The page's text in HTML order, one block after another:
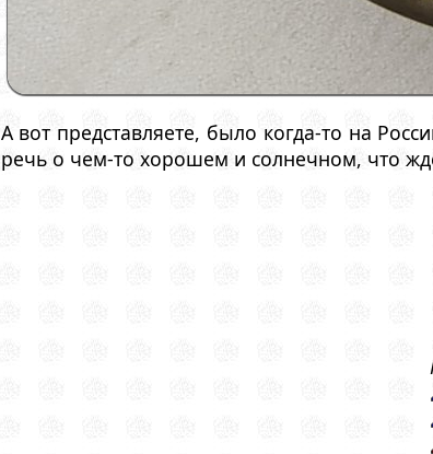
А вот представляете, было когда-то на
речь о чем-то хорошем и солнечном, что